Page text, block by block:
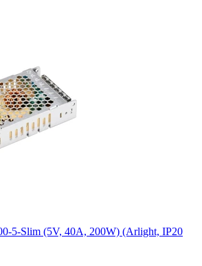
5-Slim (5V, 40A, 200W) (Arlight, IP20